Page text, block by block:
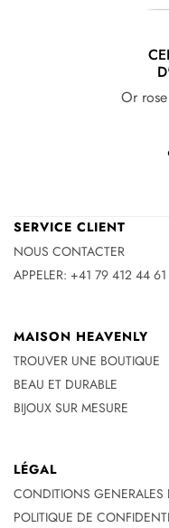
Or
SERVICE CLIENT
NOUS CONTACTER
APPELER: +41 79 412 44 61
MAISON HEAVENLY
TROUVER UNE BOUTIQUE
BEAU ET DURABLE
BIJOUX SUR MESURE
LÉGAL
CONDITIONS GENERALES
POLITIQUE DE